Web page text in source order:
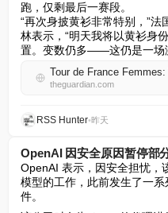
跑，仅剩最后一赛段。
“再次身披黄衫非常特别，”
林表示，“明天我将以黄衫身
置。变数仍多——这仍是一场
theguardian.com
RSS Hunter•昨天
OpenAI 因安全原因暂停部
OpenAI 表示，因安全担忧，
模型的工作，此前发生了一
件。